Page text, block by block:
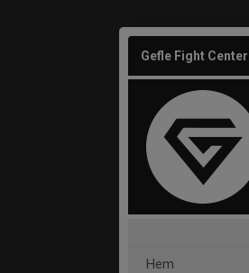
Gefle Fight Center
Hem